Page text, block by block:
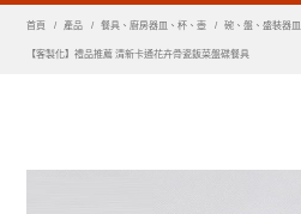
首頁 產品 餐具、廚房器皿、杯、壺 碗、盤、盛裝器皿
【客製化】禮品推薦 清新卡通花卉骨瓷飯菜盤碟餐具